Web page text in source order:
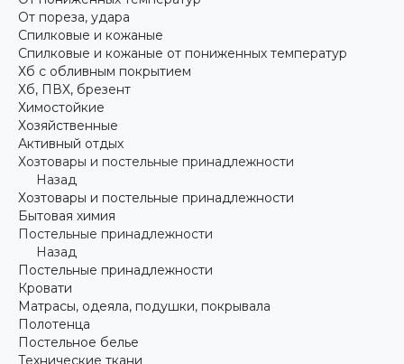
От пореза, удара
Спилковые и кожаные
Спилковые и кожаные от пониженных температур
Хб с обливным покрытием
Хб, ПВХ, брезент
Химостойкие
Хозяйственные
Активный отдых
Хозтовары и постельные принадлежности
Назад
Хозтовары и постельные принадлежности
Бытовая химия
Постельные принадлежности
Назад
Постельные принадлежности
Кровати
Матрасы, одеяла, подушки, покрывала
Полотенца
Постельное белье
Технические ткани